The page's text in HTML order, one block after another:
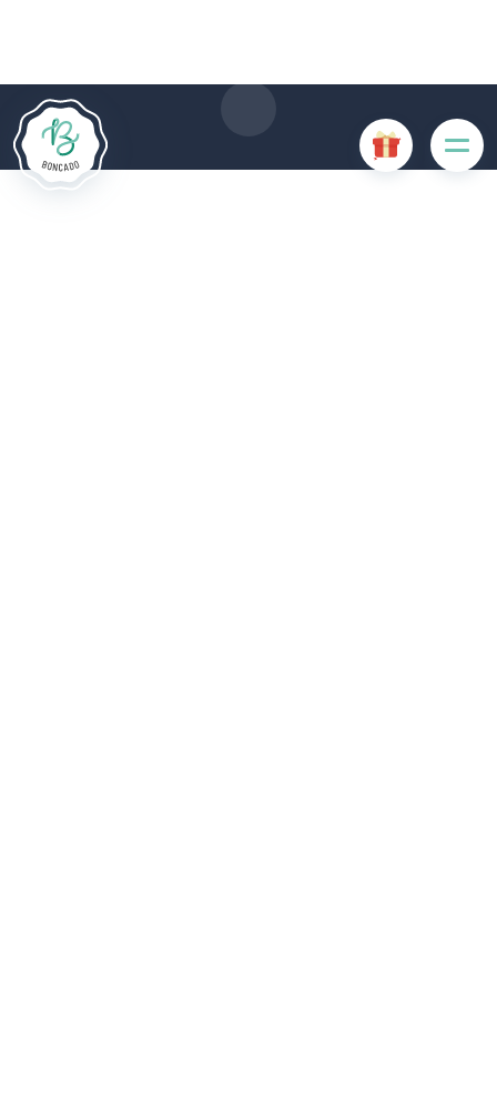
fonctionnalités du site. D'autres cookies sont utilisés à des
fins d'analyse ou de marketing.
Accepter les cookies
Gérer les cookies